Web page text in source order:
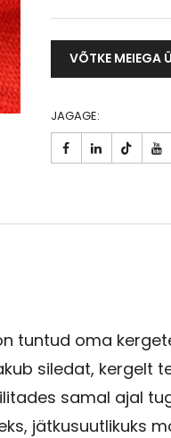
VÕTKE MEIEGA
JAGAGE:

tuntud oma
siledat, kergelt
samal ajal
jätkusuutlikuks